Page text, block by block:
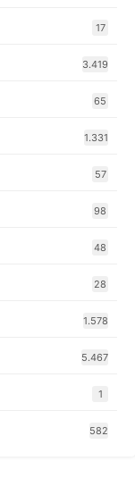
17
3.419
65
1.331
57
98
48
28
1.578
5.467
1
582